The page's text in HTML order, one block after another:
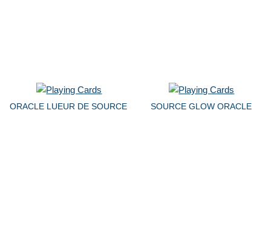
ORACLE LUEUR DE SOURCE SOURCE GLOW ORACLE